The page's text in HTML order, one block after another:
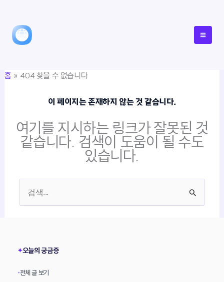
너홈 404 찾을 수 없습니다
이 페이지는 존재하지 않는 것 같습니다.
여기를 지시하는 링크가 잘못된 것
같습니다. 검색이 도움이 될 수도
있습니다.
✦오늘의 궁금증
•전체 글 보기